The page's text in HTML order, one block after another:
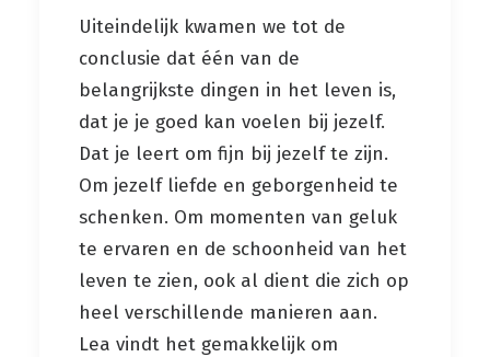
Uiteindelijk kwamen we tot de
conclusie dat één van de
belangrijkste dingen in het leven is,
dat je je goed kan voelen bij jezelf.
Dat je leert om fijn bij jezelf te zijn.
Om jezelf liefde en geborgenheid te
schenken. Om momenten van geluk
te ervaren en de schoonheid van het
leven te zien, ook al dient die zich op
heel verschillende manieren aan.
Lea vindt het gemakkelijk om